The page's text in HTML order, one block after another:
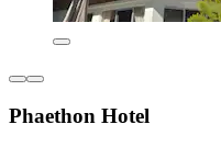
Phaethon Hotel